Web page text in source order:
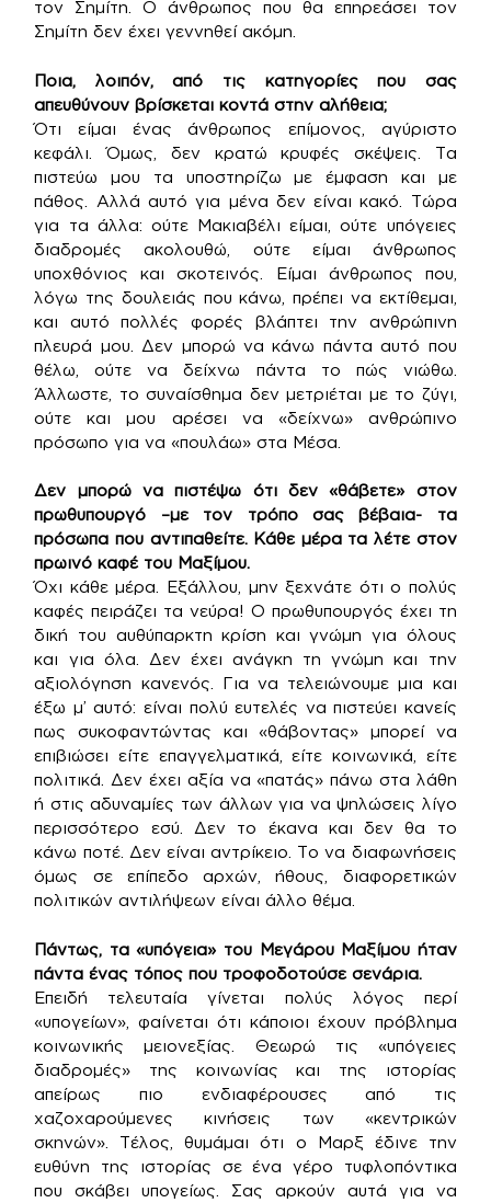
τον Σημίτη. Ο άνθρωπος που θα επηρεάσει τον
Σημίτη δεν έχει γεννηθεί ακόμη.
Ποια, λοιπόν, από τις κατηγορίες που σας
απευθύνουν βρίσκεται κοντά στην αλήθεια;
Ότι είμαι ένας άνθρωπος επίμονος, αγύριστο
κεφάλι. Όμως, δεν κρατώ κρυφές σκέψεις. Τα
πιστεύω μου τα υποστηρίζω με έμφαση και με
πάθος. Αλλά αυτό για μένα δεν είναι κακό. Τώρα
για τα άλλα: ούτε Μακιαβέλι είμαι, ούτε υπόγειες
διαδρομές ακολουθώ, ούτε είμαι άνθρωπος
υποχθόνιος και σκοτεινός. Είμαι άνθρωπος που,
λόγω της δουλειάς που κάνω, πρέπει να εκτίθεμαι,
και αυτό πολλές φορές βλάπτει την ανθρώπινη
πλευρά μου. Δεν μπορώ να κάνω πάντα αυτό που
θέλω, ούτε να δείχνω πάντα το πώς νιώθω.
Άλλωστε, το συναίσθημα δεν μετριέται με το ζύγι,
ούτε και μου αρέσει να «δείχνω» ανθρώπινο
πρόσωπο για να «πουλάω» στα Μέσα.
Δεν μπορώ να πιστέψω ότι δεν «θάβετε» στον
πρωθυπουργό –με τον τρόπο σας βέβαια- τα
πρόσωπα που αντιπαθείτε. Κάθε μέρα τα λέτε στον
πρωινό καφέ του Μαξίμου.
Όχι κάθε μέρα. Εξάλλου, μην ξεχνάτε ότι ο πολύς
καφές πειράζει τα νεύρα! Ο πρωθυπουργός έχει τη
δική του αυθύπαρκτη κρίση και γνώμη για όλους
και για όλα. Δεν έχει ανάγκη τη γνώμη και την
αξιολόγηση κανενός. Για να τελειώνουμε μια και
έξω μ’ αυτό: είναι πολύ ευτελές να πιστεύει κανείς
πως συκοφαντώντας και «θάβοντας» μπορεί να
επιβιώσει είτε επαγγελματικά, είτε κοινωνικά, είτε
πολιτικά. Δεν έχει αξία να «πατάς» πάνω στα λάθη
ή στις αδυναμίες των άλλων για να ψηλώσεις λίγο
περισσότερο εσύ. Δεν το έκανα και δεν θα το
κάνω ποτέ. Δεν είναι αντρίκειο. Το να διαφωνήσεις
όμως σε επίπεδο αρχών, ήθους, διαφορετικών
πολιτικών αντιλήψεων είναι άλλο θέμα.
Πάντως, τα «υπόγεια» του Μεγάρου Μαξίμου ήταν
πάντα ένας τόπος που τροφοδοτούσε σενάρια.
Επειδή τελευταία γίνεται πολύς λόγος περί
«υπογείων», φαίνεται ότι κάποιοι έχουν πρόβλημα
κοινωνικής μειονεξίας. Θεωρώ τις «υπόγειες
διαδρομές» της κοινωνίας και της ιστορίας
απείρως πιο ενδιαφέρουσες από τις
χαζοχαρούμενες κινήσεις των «κεντρικών
σκηνών». Τέλος, θυμάμαι ότι ο Μαρξ έδινε την
ευθύνη της ιστορίας σε ένα γέρο τυφλοπόντικα
που σκάβει υπογείως. Σας αρκούν αυτά για να